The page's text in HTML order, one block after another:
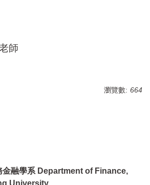
師
瀏覽數: 664
金融學系 Department of Finance,
University